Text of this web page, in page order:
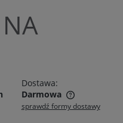
Dostawa:
Darmowa
sprawdź formy dostawy